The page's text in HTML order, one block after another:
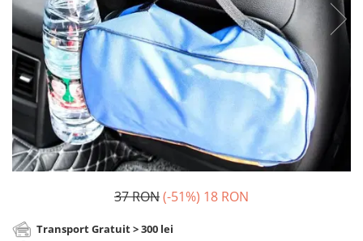
Cadouri Fete
Pentru Copilul din tine
Cadouri Haioase
Cadouri de Casa Noua
Cadouri Majorat
Cadouri pentru Nasi
Cadouri pentru Bunici
Cadouri pentru Sefi
Cel ce are tot
Cani si Termosuri
Jocuri si Puzzle
Produse pentru Calatorie
Seturi de caligrafie
Cadouri Sfantul Alexandru
Cadouri Sfanta Ana
Cadouri Constantin si Elena
Cadouri Sfanta Maria
Cadouri Sfintii Mihail si Gavriil
37 RON(-51%) 18 RON
Transport Gratuit > 300 lei